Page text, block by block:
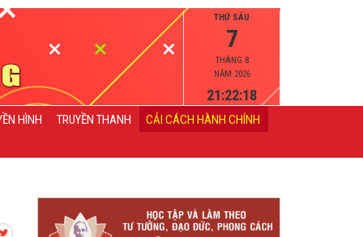
THỨ SÁU
7
THÁNG 8
NĂM 2026
21:22:19
HÌNH TRUYỀN THANH
CẢI CÁCH HÀNH CHÍNH